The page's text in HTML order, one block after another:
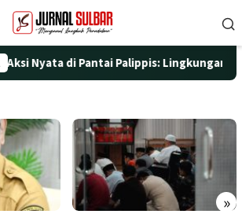
Nyata di Pantai Palippis: Lingkungan dan
»